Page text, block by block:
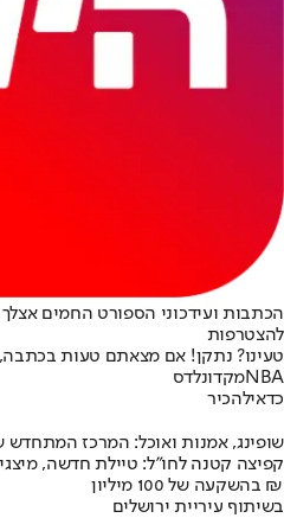
הכתבות ועידכוני הספורט החמים
להצטרפות
טעינו? נתקן! אם מצאתם טעות
NBAמקדונלדס
כדאילהכיר
שופינג, אמנות ואוכל: המרכז המתחדש
קפיצה קטנה לחו"ל: טיילת חדשה,
בהשקעה של 100 מיליון ₪
בשיתוף עיריית ירושלים